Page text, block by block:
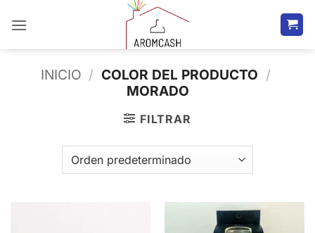
INICIO / COLOR DEL PRODUCTO /
MORADO
FILTRAR